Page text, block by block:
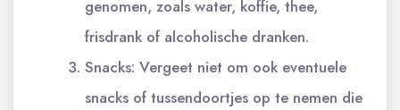
genomen, zoals water, koffie, thee,
frisdrank of alcoholische dranken.
Snacks: Vergeet niet om ook eventuele
snacks of tussendoortjes op te nemen die